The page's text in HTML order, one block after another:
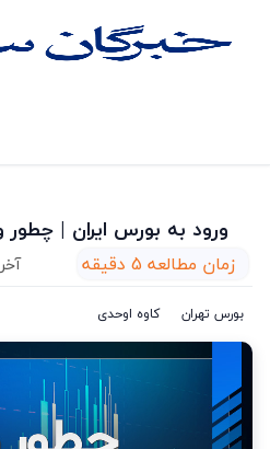
ورود به بورس ایران | چطور
زمان مطالعه 5 دقیقه
بورس تهران کاوه اوحدی